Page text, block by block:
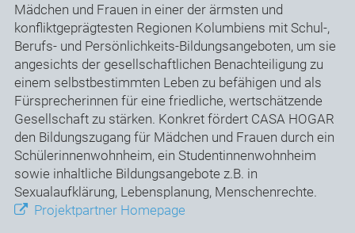
Mädchen und Frauen in einer der ärmsten und
konfliktgeprägtesten Regionen Kolumbiens mit Schul-,
Berufs- und Persönlichkeits-Bildungsangeboten, um sie
angesichts der gesellschaftlichen Benachteiligung zu
einem selbstbestimmten Leben zu befähigen und als
Fürsprecherinnen für eine friedliche, wertschätzende
Gesellschaft zu stärken. Konkret fördert CASA HOGAR
den Bildungszugang für Mädchen und Frauen durch ein
Schülerinnenwohnheim, ein Studentinnenwohnheim
sowie inhaltliche Bildungsangebote z.B. in
Sexualaufklärung, Lebensplanung, Menschenrechte.
Projektpartner Homepage